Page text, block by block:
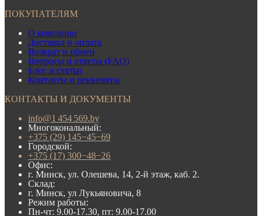
ПОКУПАТЕЛЯМ
О компании
Доставка и оплата
Возврат и обмен
Вопросы и ответы (FAQ)
Блог и статьи
Контакты и реквизиты
КОНТАКТЫ И ДОКУМЕНТЫ
info@1 454 569.by
Многокональный:
+375 (29) 145−45−69
Городской:
+375 (17) 300−48−26
Офис:
г. Минск, ул. Олешева, 14, 2-й этаж, каб. 2.
Склад:
г. Минск, ул Лукьяновича, 8
Режим работы:
Пн-чт: 9.00-17.30, пт: 9.00-17.00